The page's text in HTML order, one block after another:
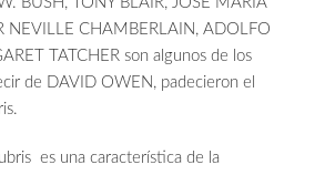
NEVILLE CHAMBERLAIN, ADOLFO
TATCHER son algunos de los
de DAVID OWEN, padecieron el
es una característica de la